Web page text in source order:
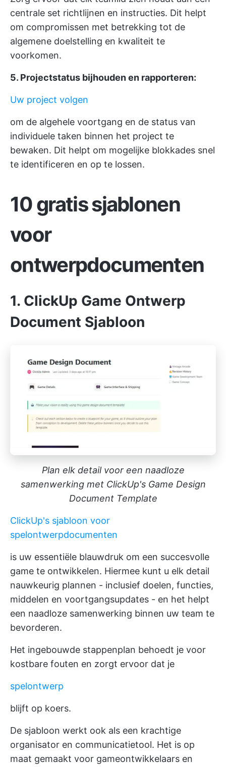
centrale set richtlijnen en instructies. Dit helpt
om compromissen met betrekking tot de
algemene doelstelling en kwaliteit te
voorkomen.
5. Projectstatus bijhouden en rapporteren:
Uw project volgen
om de algehele voortgang en de status van
individuele taken binnen het project te
bewaken. Dit helpt om mogelijke blokkades snel
te identificeren en op te lossen.
10 gratis sjablonen
voor
ontwerpdocumenten
1. ClickUp Game Ontwerp
Document Sjabloon
Plan elk detail voor een naadloze
samenwerking met ClickUp's Game Design
Document Template
ClickUp's sjabloon voor
spelontwerpdocumenten
is uw essentiële blauwdruk om een succesvolle
game te ontwikkelen. Hiermee kunt u elk detail
nauwkeurig plannen - inclusief doelen, functies,
middelen en voortgangsupdates - en het helpt
een naadloze samenwerking binnen uw team te
bevorderen.
Het ingebouwde stappenplan behoedt je voor
kostbare fouten en zorgt ervoor dat je
spelontwerp
blijft op koers.
De sjabloon werkt ook als een krachtige
organisator en communicatietool. Het is op
maat gemaakt voor gameontwikkelaars en